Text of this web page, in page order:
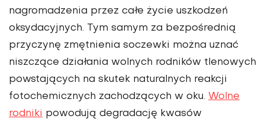
nagromadzenia przez całe życie uszkodzeń
oksydacyj­nych. Tym samym za bezpo­średnią
przyczynę zmętnie­nia soczewki można uznać
niszczące działania wolnych rodników tlenowych
powsta­jących na skutek naturalnych reakcji
fotochemicznych zachodzących w oku. Wolne
rodniki powodują degrada­cję kwasów